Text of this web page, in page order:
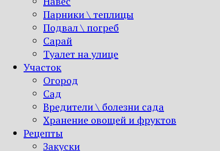
Парники \ теплицы
Подвал \ погреб
Сарай
Туалет на улице
Участок
Огород
Сад
Вредители \ болезни сада
Хранение овощей и фруктов
Рецепты
Закуски